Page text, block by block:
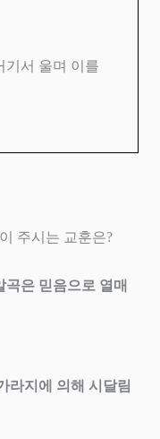
기서 울며 이를
주시는 교훈은?
은 믿음으로 열매
라지에 의해 시달림